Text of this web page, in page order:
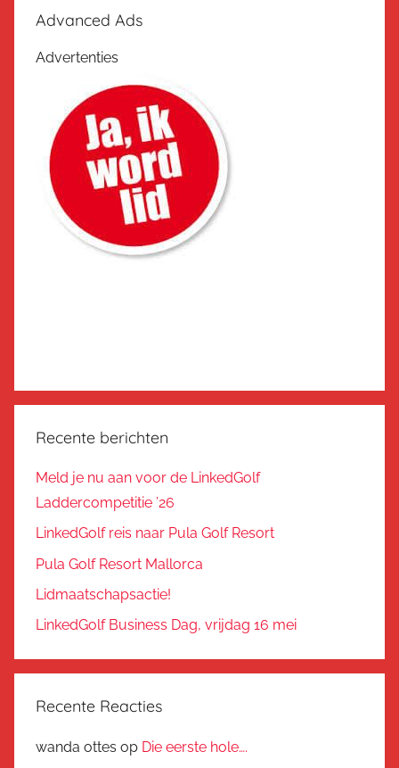
Advanced Ads
Advertenties
Recente berichten
Meld je nu aan voor de LinkedGolf
Laddercompetitie ’26
LinkedGolf reis naar Pula Golf Resort
Pula Golf Resort Mallorca
Lidmaatschapsactie!
LinkedGolf Business Dag, vrijdag 16 mei
Recente Reacties
wanda ottes op Die eerste hole….